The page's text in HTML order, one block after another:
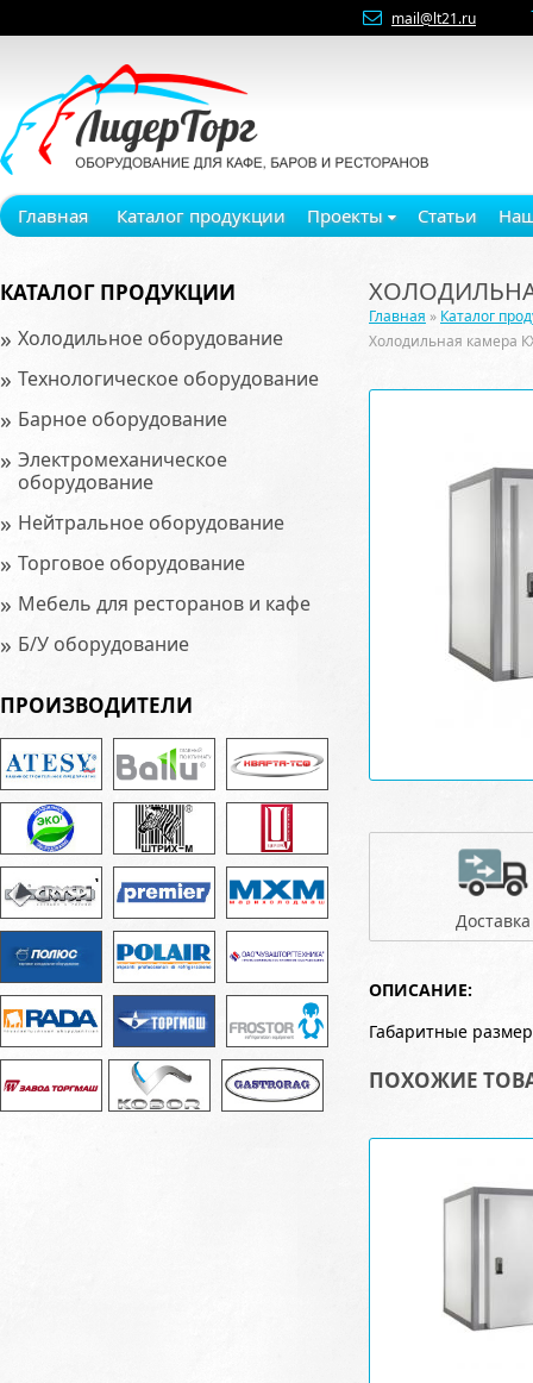
mail@lt21.ru
Главная Каталог продукции Проекты Статьи
КАТАЛОГ ПРОДУКЦИИ
» Холодильное оборудование
» Технологическое оборудование
» Барное оборудование
» Электромеханическое
оборудование
» Нейтральное оборудование
» Торговое оборудование
» Мебель для ресторанов и кафе
» Б/У оборудование
ПРОИЗВОДИТЕЛИ
Главная » Каталог
Холодильная камера
Доставка
ОПИСАНИЕ:
Габаритные
ПОХОЖИЕ